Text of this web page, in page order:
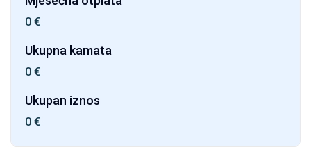
0 €
Ukupna kamata
0 €
Ukupan iznos
0 €